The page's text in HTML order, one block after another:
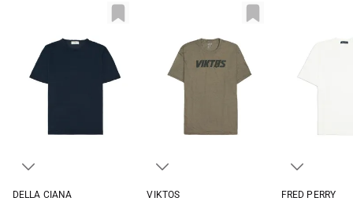
DELLA CIANA
VIKTOS
FRED PERRY